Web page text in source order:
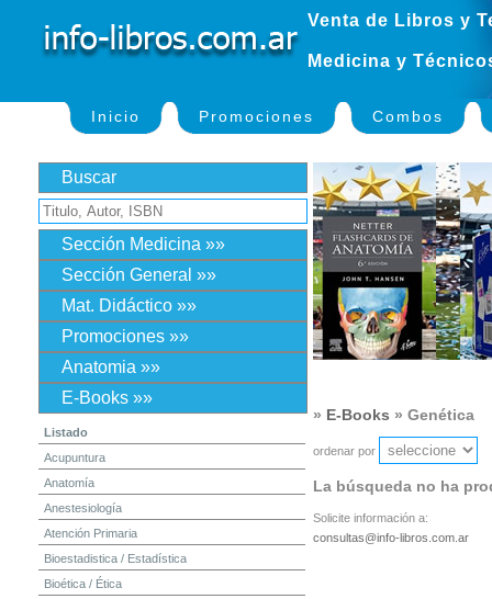
Venta de Libros y
Medicina y
Inicio Promociones Combos
Buscar
Sección Medicina »»
Sección General »»
Mat. Didáctico »»
Promociones »»
Anatomia »»
E-Books »»
Listado
Acupuntura
Anatomía
Anestesiología
Atención Primaria
Bioestadistica / Estadística
Bioética / Ética
» E-Books » Genética
ordenar por
La búsqueda no ha
Solicite información a:
consultas@info-libros.com.ar